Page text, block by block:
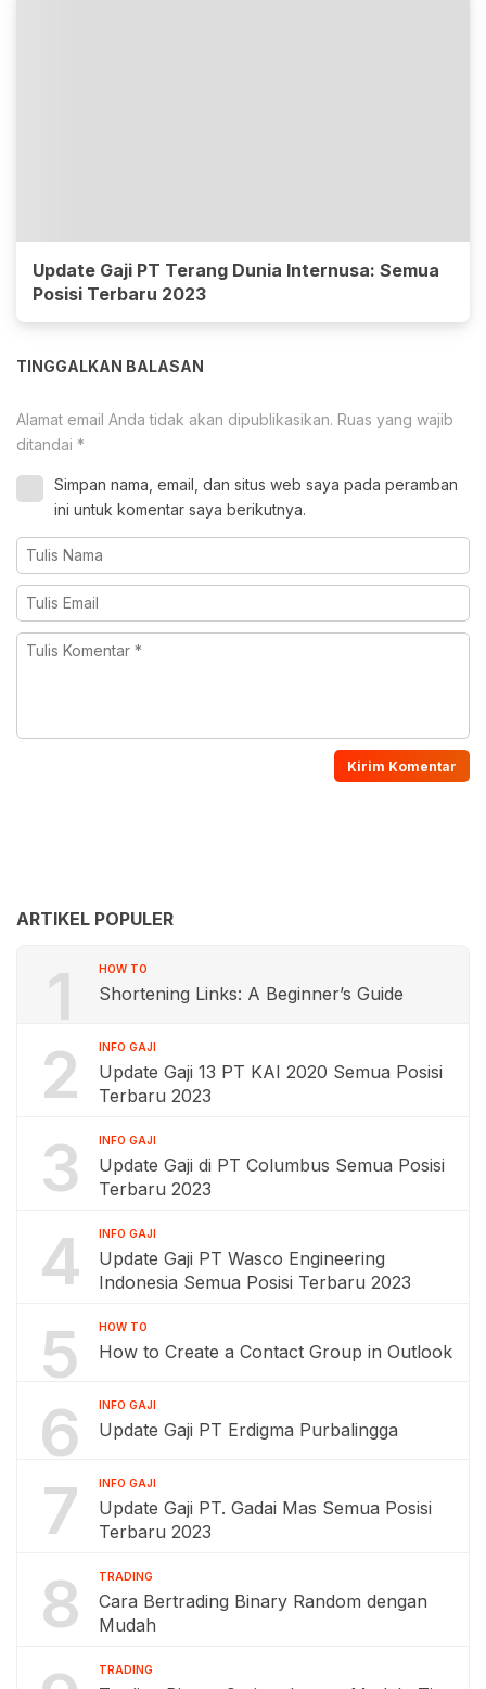
Update Gaji PT Terang Dunia Internusa: Semua
Posisi Terbaru 2023
TINGGALKAN BALASAN
Alamat email Anda tidak akan dipublikasikan. Ruas yang wajib
ditandai *
Simpan nama, email, dan situs web saya pada peramban
ini untuk komentar saya berikutnya.
ARTIKEL POPULER
1 HOW TO
Shortening Links: A Beginner’s Guide
2 INFO GAJI
Update Gaji 13 PT KAI 2020 Semua Posisi
Terbaru 2023
3 INFO GAJI
Update Gaji di PT Columbus Semua Posisi
Terbaru 2023
4 INFO GAJI
Update Gaji PT Wasco Engineering
Indonesia Semua Posisi Terbaru 2023
5 HOW TO
How to Create a Contact Group in Outlook
6 INFO GAJI
Update Gaji PT Erdigma Purbalingga
7 INFO GAJI
Update Gaji PT. Gadai Mas Semua Posisi
Terbaru 2023
8 TRADING
Cara Bertrading Binary Random dengan
Mudah
TRADING